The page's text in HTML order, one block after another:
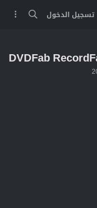
تسجيل الدخول